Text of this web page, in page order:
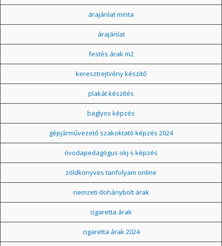
árajánlat minta
árajánlat
festés árak m2
keresztrejtvény készítő
plakát készítés
baglyos képzés
gépjárművezető szakoktató képzés 2024
óvodapedagógus okj-s képzés
zöldkönyves tanfolyam online
nemzeti dohánybolt árak
cigaretta árak
cigaretta árak 2024